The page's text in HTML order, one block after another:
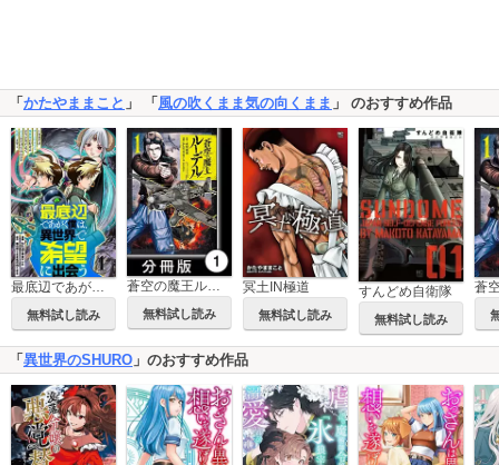
「 かたやままこと 」 「 風の吹くまま気の向くまま 」 のおすすめ作品
無料試し読み
蒼空の魔王ルーデル【分冊版】
無料試し読み
冥土IN極道
無料試し読み
すんどめ自衛隊
無料試し読み
「 異世界のSHURO 」のおすすめ作品